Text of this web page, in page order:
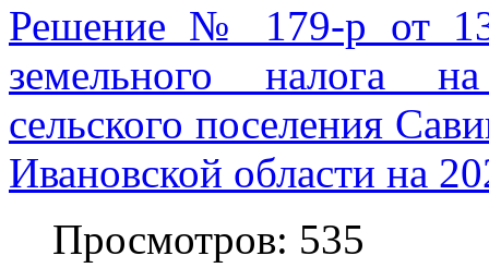
Решение № 179-р от
земельного налога
сельского поселения
Ивановской области на
Просмотров: 535